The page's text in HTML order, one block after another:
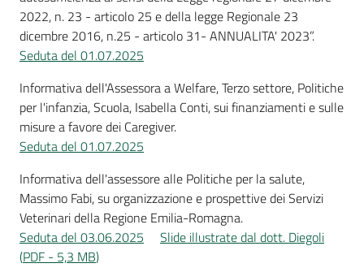
2022, n. 23 - articolo 25 e della legge Regionale 23
dicembre 2016, n.25 - articolo 31- ANNUALITA' 2023”.
Seduta del 01.07.2025
Informativa dell'Assessora a Welfare, Terzo settore, Politiche
per l'infanzia, Scuola, Isabella Conti, sui finanziamenti e sulle
misure a favore dei Caregiver.
Seduta del 01.07.2025
Informativa dell'assessore alle Politiche per la salute,
Massimo Fabi, su organizzazione e prospettive dei Servizi
Veterinari della Regione Emilia-Romagna.
Seduta del 03.06.2025
Slide illustrate dal dott. Diegoli
(PDF - 5,3 MB)